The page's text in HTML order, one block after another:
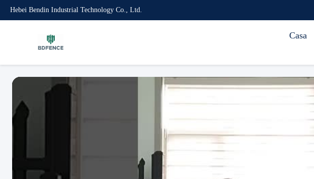
Hebei Bendin Industrial Technology Co., Ltd.
Casa